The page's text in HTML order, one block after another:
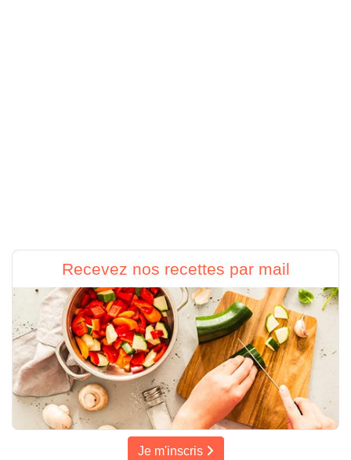
Recevez nos recettes par mail
Je m'inscris